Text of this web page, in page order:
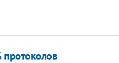
протоколов